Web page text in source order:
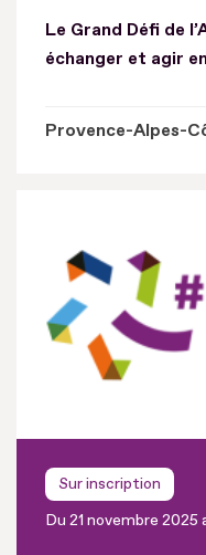
Le Grand Défi de
échanger et agir
Provence-Alpes-
Sur inscription
Du 21 novembre 2025